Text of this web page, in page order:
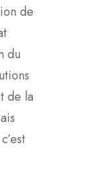
de
du
de la